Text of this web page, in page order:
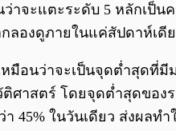
าจะแตะระดับ 5 หลักเป็
ลองดูภายในแค่สัปดาห์เ
อนว่าจะเป็นจุดต่ำสุดที่
ศาสตร์ โดยจุดต่ำสุดขอ
45% ในวันเดียว ส่งผลท